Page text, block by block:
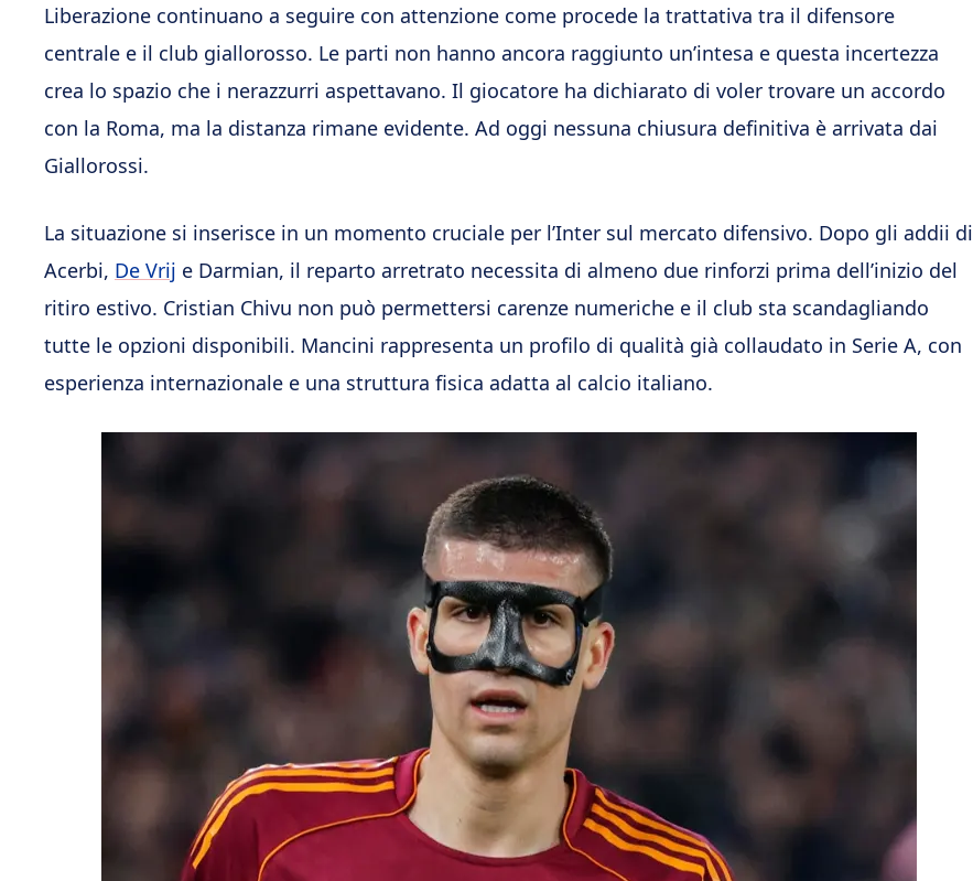
Liberazione continuano a seguire con attenzione come procede la trattativa tra il difensore
centrale e il club giallorosso. Le parti non hanno ancora raggiunto un’intesa e questa incertezza
crea lo spazio che i nerazzurri aspettavano. Il giocatore ha dichiarato di voler trovare un accordo
con la Roma, ma la distanza rimane evidente. Ad oggi nessuna chiusura definitiva è arrivata dai
Giallorossi.
La situazione si inserisce in un momento cruciale per l’Inter sul mercato difensivo. Dopo gli addii di
Acerbi, De Vrij e Darmian, il reparto arretrato necessita di almeno due rinforzi prima dell’inizio del
ritiro estivo. Cristian Chivu non può permettersi carenze numeriche e il club sta scandagliando
tutte le opzioni disponibili. Mancini rappresenta un profilo di qualità già collaudato in Serie A, con
esperienza internazionale e una struttura fisica adatta al calcio italiano.